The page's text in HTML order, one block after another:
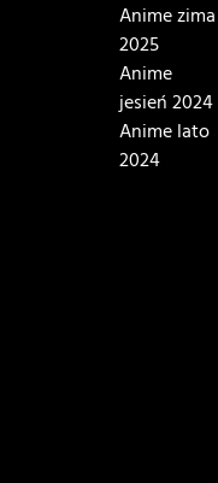
Anime zima
2025
Anime
jesień 2024
Anime lato
2024